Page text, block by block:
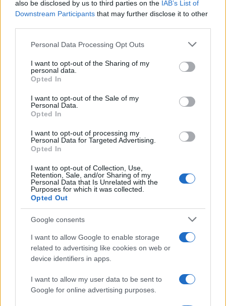
also be disclosed by us to third parties on the IAB’s List of
Downstream Participants that may further disclose it to other
Please note that this website/app uses one or more Google
not limited to your visit or usage behaviour. You may click to
grant or deny consent to Google and its third-party tags to
use your data for below specified purposes in below Google
consent section.
Personal Data Processing Opt Outs
I want to opt-out of the Sharing of my
personal data.
Opted In
I want to opt-out of the Sale of my
Personal Data.
Opted In
I want to opt-out of processing my
Personal Data for Targeted Advertising.
Opted In
I want to opt-out of Collection, Use,
Retention, Sale, and/or Sharing of my
Personal Data that Is Unrelated with the
Purposes for which it was collected.
Opted Out
Google consents
I want to allow Google to enable storage
related to advertising like cookies on web or
device identifiers in apps.
I want to allow my user data to be sent to
Google for online advertising purposes.
«Ελπίδα για τη Δημοκρατία»
2ξαναδώ;» – Τα πρώτα λόγια του 22χρονου
τα δύο ελικόπτερα» κατέθεσαν ο Βρετανός
χειριστής και ο Έλληνας διερμηνέας
«Ανησυχώ μήπως ξεχνάει πόσο πολύ τον
χρειαζόμαστε»
του Παναθηναϊκού με την ΤΣΣΚΑ 1948
Πιο σχολιασμένα
Μητσοτάκης στην υπογραφή συμφωνίας
για την ηλεκτρική διασύνδεση Ελλάδας –
Κύπρου: «Ισχυρή ψήφος εμπιστοσύνης» η
είσοδος της Meridiam στην GSI
Canadair 515: Οι πρώτες εικόνες από την
κατασκευή του αεροσκάφους που θα
επιχειρεί και τη νύχτα στα μέτωπα της
φωτιάς
Αυγερινός, Μουτσάτσου και ακόμη 20
πρώην στελέχη κατά Καρυστιανού: «Δεν
αποχωρήσαμε για καρέκλες», αιχμές για